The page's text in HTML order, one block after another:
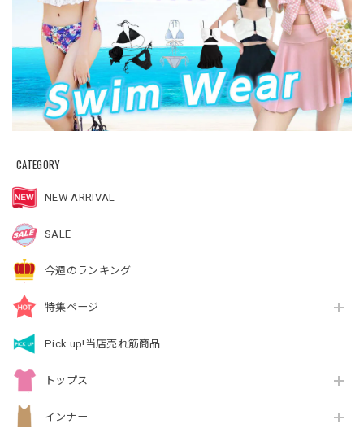
CATEGORY
NEW ARRIVAL
SALE
今週のランキング
特集ページ
Pick up!当店売れ筋商品
トップス
インナー